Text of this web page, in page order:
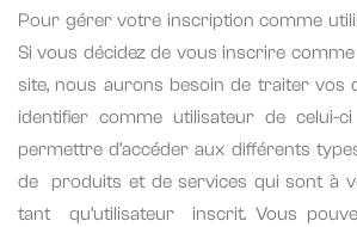
Pour gérer votre inscription comme
Si vous décidez de vous inscrire
site, nous aurons besoin de traiter vos
identifier comme utilisateur de celui-ci
permettre d’accéder aux différents
de
produits et de services qui sont à
tant
qu’utilisateur
inscrit. Vous